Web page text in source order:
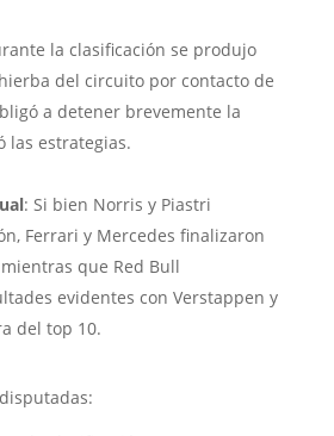
la clasificación se produjo
del circuito por contacto de
a detener brevemente la
las estrategias.
: Si bien Norris y Piastri
Ferrari y Mercedes finalizaron
que Red Bull
evidentes con Verstappen y
del top 10.